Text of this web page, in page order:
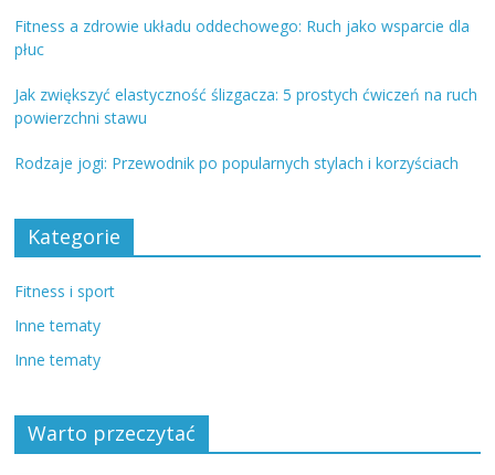
Fitness a zdrowie układu oddechowego: Ruch jako wsparcie dla
płuc
Jak zwiększyć elastyczność ślizgacza: 5 prostych ćwiczeń na ruch
powierzchni stawu
Rodzaje jogi: Przewodnik po popularnych stylach i korzyściach
Kategorie
Fitness i sport
Inne tematy
Inne tematy
Warto przeczytać